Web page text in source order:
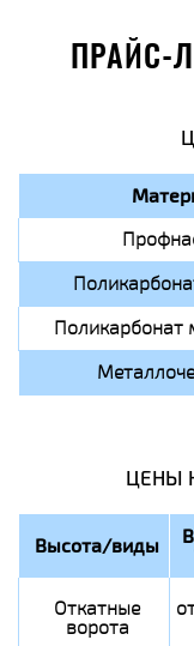
ПРАЙС-
Поликарбонат
ЦЕНЫ
Высота/виды
Откатные
ворота